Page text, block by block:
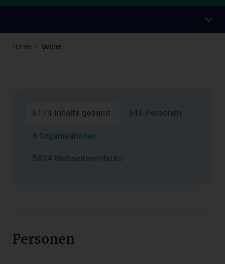
Home Suche
6174 Inhalte gesamt 346 Personen
4 Organisationen
5824 Webseiten-Inhalte
Personen